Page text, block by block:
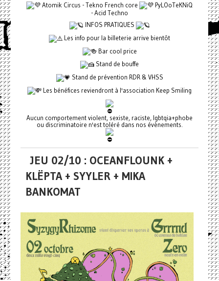
Atomik Circus - Tekno French core
PyLOoTeKNiQ
- Acid Techno
INFOS PRATIQUES
Les info pour la billeterie arrive bientôt
Bar cool price
Stand de bouffe
Stand de prévention RDR & VHSS
Les bénéfices reviendront à l'association Keep Smiling
Aucun comportement violent, sexiste, raciste, lgbtqia+phobe
ou discriminatoire n'est toléré dans nos évènements.
JEU 02/10 : OCEANFLOUNK +
KLËPTA + SYYLER + MIKA
BANKOMAT